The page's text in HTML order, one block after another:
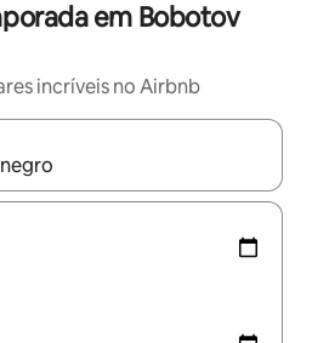
em Bobotov
incríveis no Airbnb
disponíveis, explore-os